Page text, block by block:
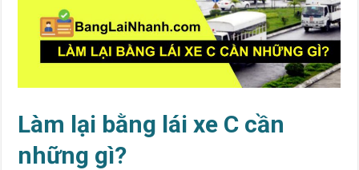
Làm lại bằng lái xe C cần
những gì?